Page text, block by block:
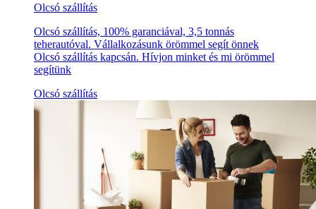
Olcsó szállítás
Olcsó szállítás, 100% garanciával, 3,5 tonnás
teherautóval. Vállalkozásunk örömmel segít önnek
Olcsó szállítás kapcsán. Hívjon minket és mi örömmel
segítünk
Olcsó szállítás